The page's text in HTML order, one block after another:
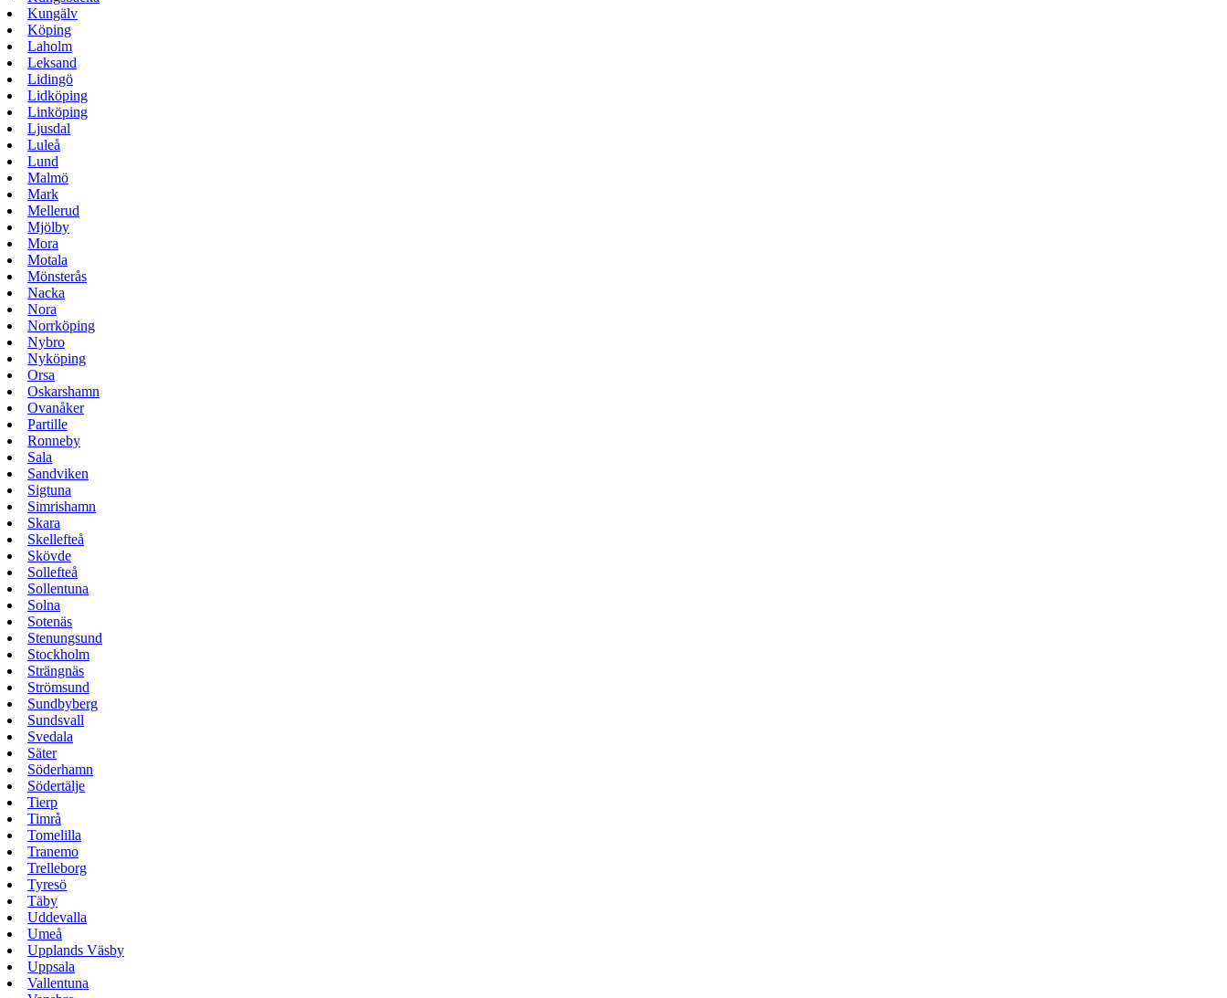
Kungälv
Köping
Laholm
Leksand
Lidingö
Lidköping
Linköping
Ljusdal
Luleå
Lund
Malmö
Mark
Mellerud
Mjölby
Mora
Motala
Mönsterås
Nacka
Nora
Norrköping
Nybro
Nyköping
Orsa
Oskarshamn
Ovanåker
Partille
Ronneby
Sala
Sandviken
Sigtuna
Simrishamn
Skara
Skellefteå
Skövde
Sollefteå
Sollentuna
Solna
Sotenäs
Stenungsund
Stockholm
Strängnäs
Strömsund
Sundbyberg
Sundsvall
Svedala
Säter
Söderhamn
Södertälje
Tierp
Timrå
Tomelilla
Tranemo
Trelleborg
Tyresö
Täby
Uddevalla
Umeå
Upplands Väsby
Uppsala
Vallentuna